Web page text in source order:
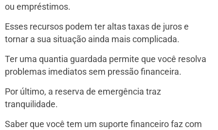
ou empréstimos.
Esses recursos podem ter altas taxas de juros e
tornar a sua situação ainda mais complicada.
Ter uma quantia guardada permite que você resolva
problemas imediatos sem pressão financeira.
Por último, a reserva de emergência traz
tranquilidade.
Saber que você tem um suporte financeiro faz com